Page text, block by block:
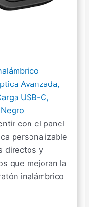
Avanzada,
USB-C,
con el panel
personalizable
directos y
que mejoran la
inalámbrico